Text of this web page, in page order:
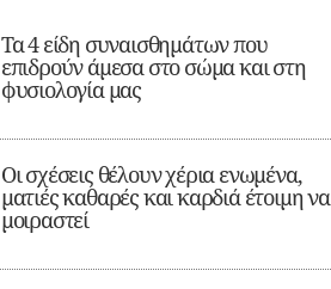
Τα 4 είδη συναισθημάτων που
επιδρούν άμεσα στο σώμα και στη
φυσιολογία μας
Οι σχέσεις θέλουν χέρια ενωμένα,
ματιές καθαρές και καρδιά έτοιμη να
μοιραστεί